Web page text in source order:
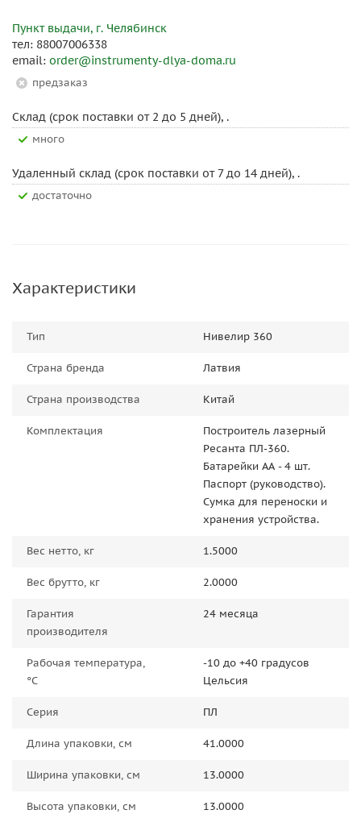
Пункт выдачи, г. Челябинск
тел: 88007006338
email: order@instrumenty-dlya-doma.ru
Предзаказ
Склад (срок поставки от 2 до 5 дней), .
Много
Удаленный склад (срок поставки от 7 до 14 дней), .
Достаточно
Характеристики
Тип Нивелир 360
Страна бренда Латвия
Страна производства Китай
Комплектация
Построитель лазерный
Ресанта ПЛ-360.
Батарейки АА - 4 шт.
Паспорт (руководство).
Сумка для переноски и
хранения устройства.
Вес нетто, кг 1.5000
Вес брутто, кг 2.0000
Гарантия
производителя
24 месяца
Рабочая температура,
°C
-10 до +40 градусов
Цельсия
Серия ПЛ
Длина упаковки, см 41.0000
Ширина упаковки, см 13.0000
Высота упаковки, см 13.0000